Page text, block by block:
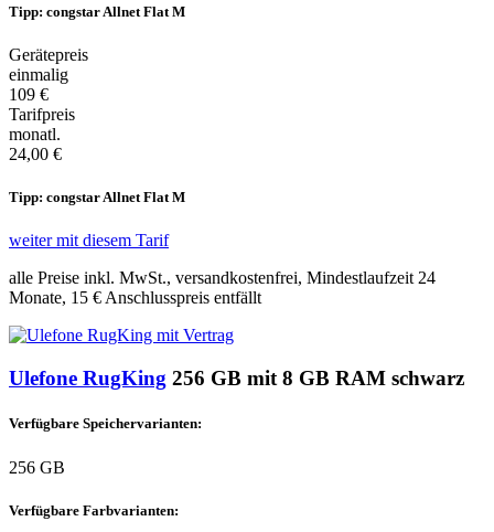
Tipp: congstar Allnet Flat M
Gerätepreis
einmalig
109 €
Tarifpreis
monatl.
24,00 €
Tipp: congstar Allnet Flat M
weiter mit diesem Tarif
alle Preise inkl. MwSt., versandkostenfrei, Mindestlaufzeit 24
Monate, 15 €Anschlusspreis entfällt
Ulefone RugKing 256 GB mit 8 GB RAM schwarz
Verfügbare Speichervarianten:
256 GB
Verfügbare Farbvarianten: